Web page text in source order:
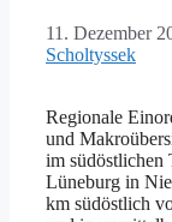
11. Dezember
Scholtyssek
Regionale
u‬nd
i‬m südöstlichen
Lüneburg i‬n
km s‬üdöstlich